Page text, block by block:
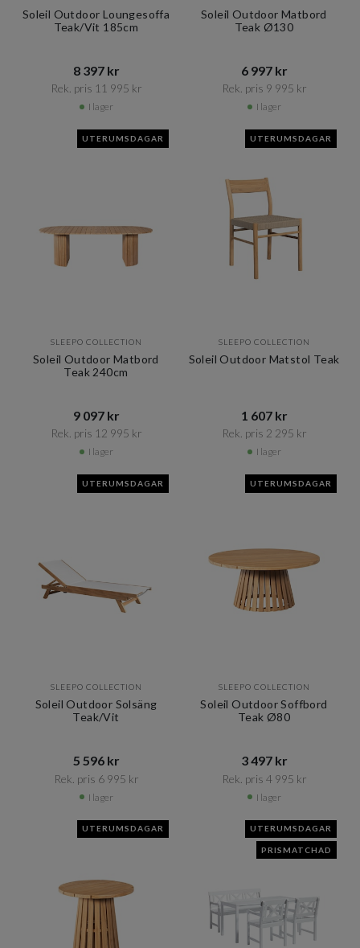
Soleil Outdoor Loungesoffa
Teak/Vit 185cm
8 397 kr​​
Rek. pris 11 995 kr​​
I lager
Soleil Outdoor Matbord
Teak Ø130
6 997 kr​​
Rek. pris 9 995 kr​​
I lager
UTERUMSDAGAR
SLEEPO COLLECTION
Soleil Outdoor Matbord
Teak 240cm
9 097 kr​​
Rek. pris 12 995 kr​​
I lager
UTERUMSDAGAR
SLEEPO COLLECTION
Soleil Outdoor Matstol Teak
1 607 kr​​
Rek. pris 2 295 kr​​
I lager
UTERUMSDAGAR
SLEEPO COLLECTION
Soleil Outdoor Solsäng
Teak/Vit
5 596 kr​​
Rek. pris 6 995 kr​​
I lager
UTERUMSDAGAR
SLEEPO COLLECTION
Soleil Outdoor Soffbord
Teak Ø80
3 497 kr​​
Rek. pris 4 995 kr​​
I lager
UTERUMSDAGAR UTERUMSDAGAR
PRISMATCHAD